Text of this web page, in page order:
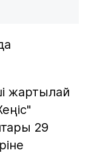
жартылай
29